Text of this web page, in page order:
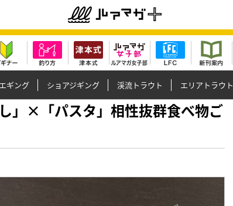
エギング ショアジギング 渓流トラウト エリアトラウト
」×「パスタ」相性抜群食べ物ご